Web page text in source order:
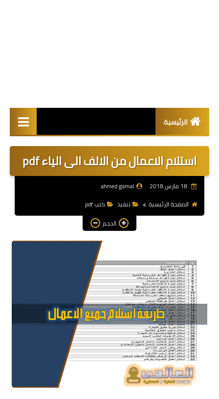
الرئيسية
مقالات
كتب pdf
اكواد البناء
هندسة مدنية
هندسة معمارية
مناهج و كورسات
مشاريع هندسية متنوعة
اوتوكاد autocad
برامج هندسية
استلام الاعمال من الالف الى الياء pdf
18 مارس 2018
ahmed gamal
الصفحة الرئيسية
تنفيذ
كتب pdf
الحجم